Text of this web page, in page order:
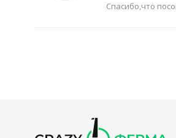
Спасибо,что